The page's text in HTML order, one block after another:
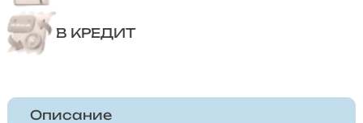
В КРЕДИТ
Описание